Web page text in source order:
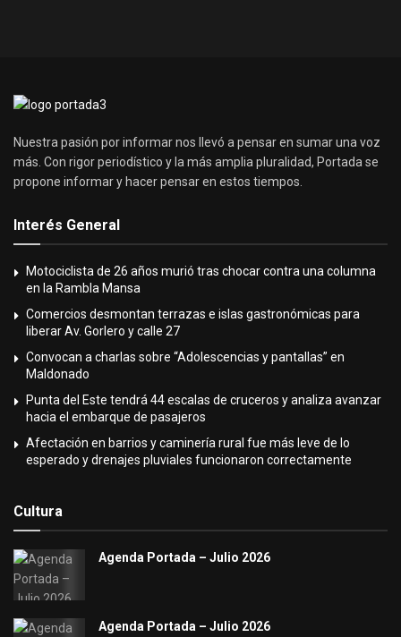
Nuestra pasión por informar nos llevó a pensar en sumar una voz
más. Con rigor periodístico y la más amplia pluralidad, Portada se
propone informar y hacer pensar en estos tiempos.
Interés General
Motociclista de 26 años murió tras chocar contra una columna
en la Rambla Mansa
Comercios desmontan terrazas e islas gastronómicas para
liberar Av. Gorlero y calle 27
Convocan a charlas sobre “Adolescencias y pantallas” en
Maldonado
Punta del Este tendrá 44 escalas de cruceros y analiza avanzar
hacia el embarque de pasajeros
Afectación en barrios y caminería rural fue más leve de lo
esperado y drenajes pluviales funcionaron correctamente
Cultura
Agenda Portada – Julio 2026
Agenda Portada – Julio 2026